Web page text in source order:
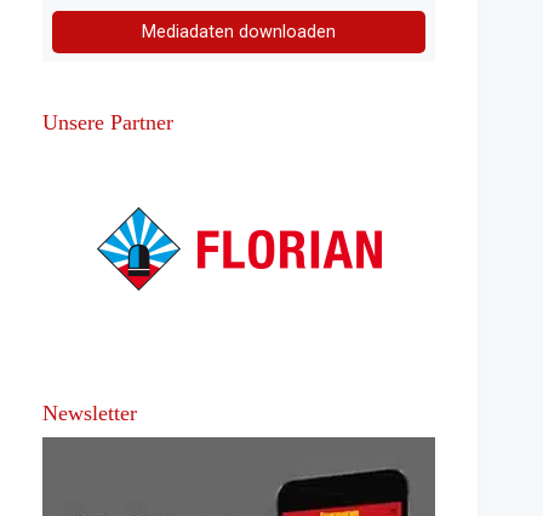
Mediadaten downloaden
Unsere Partner
Newsletter